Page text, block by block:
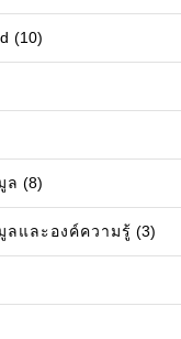
(10)
ล (8)
ลและองค์ความรู้ (3)